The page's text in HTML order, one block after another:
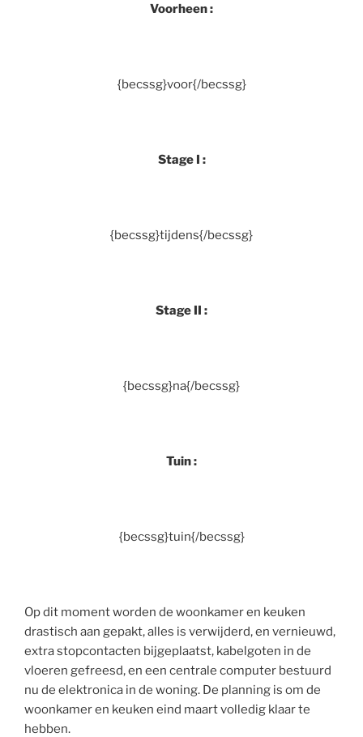
Voorheen :
{becssg}voor{/becssg}
Stage I :
{becssg}tijdens{/becssg}
Stage II :
{becssg}na{/becssg}
Tuin :
{becssg}tuin{/becssg}
Op dit moment worden de woonkamer en keuken
drastisch aan gepakt, alles is verwijderd, en vernieuwd,
extra stopcontacten bijgeplaatst, kabelgoten in de
vloeren gefreesd, en een centrale computer bestuurd
nu de elektronica in de woning. De planning is om de
woonkamer en keuken eind maart volledig klaar te
hebben.